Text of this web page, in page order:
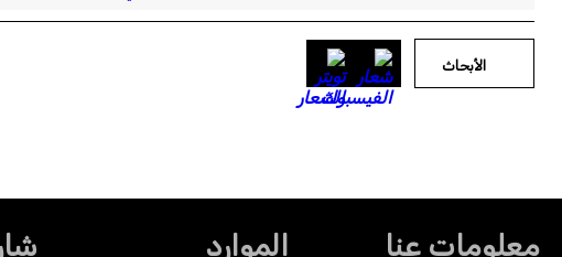
الأبحاث
معلومات عنا الموارد